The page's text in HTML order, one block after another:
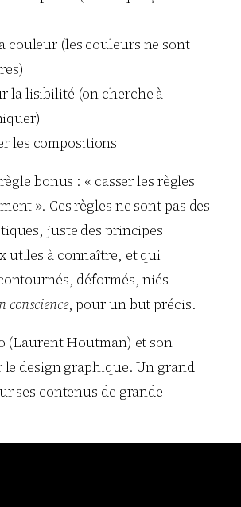
couleur (les couleurs ne sont
la lisibilité (on cherche à
les compositions
bonus : « casser les règles
». Ces règles ne sont pas des
juste des principes
utiles à connaître, et qui
déformés, niés
conscience, pour un but précis.
(Laurent Houtman) et son
le design graphique. Un grand
ses contenus de grande